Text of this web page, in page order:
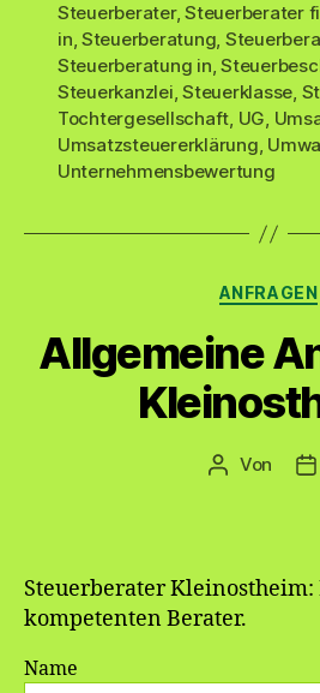
Steuerberater,Steuerberater
in, Steuerberatung,
Steuerberatung in,
Steuerkanzlei,Steuerklasse,
Tochtergesellschaft, UG,
Umsatzsteuererklärung,
Unternehmensbewertung
ANFRAGEN
Allgemeine
Von
Steuerberater Kleinostheim:
kompetenten Berater.
Name